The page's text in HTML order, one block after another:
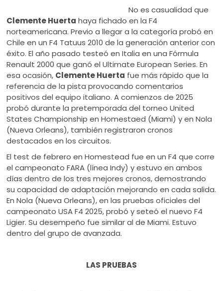
No es casualidad que
Clemente Huerta haya fichado en la F4
norteamericana. Previo a llegar a la categoría probó en
Chile en un F4 Tatuus 2010 de la generación anterior con
éxito. El año pasado testeó en Italia en una Fórmula
Renault 2000 que ganó el Ultimate European Series. En
esa ocasión, Clemente Huerta fue más rápido que la
referencia de la pista provocando comentarios
positivos del equipo italiano. A comienzos de 2025
probó durante la pretemporada del torneo United
States Championship en Homestaed (Miami) y en Nola
(Nueva Orleans), también registraron cronos
destacados en los circuitos.
El test de febrero en Homestead fue en un F4 que corre
el campeonato FARA (línea Indy) y estuvo en ambos
días dentro de los tres mejores cronos, demostrando
su capacidad de adaptación mejorando en cada salida.
En Nola (Nueva Orleans), en las pruebas oficiales del
campeonato USA F4 2025, probó y seteó el nuevo F4
Ligier. Su desempeño fue similar al de Miami. Estuvo
dentro del grupo de avanzada.
LAS PRUEBAS